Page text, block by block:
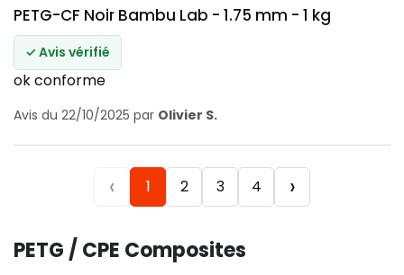
PETG-CF Noir Bambu Lab - 1.75 mm - 1 kg
✓ Avis vérifié
ok conforme
Avis du 22/10/2025 par Olivier S.
‹ 1 2 3 4 ›
PETG / CPE Composites